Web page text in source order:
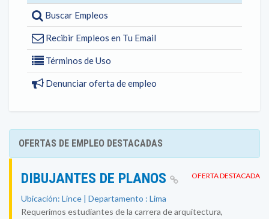
Buscar Empleos
Recibir Empleos en Tu Email
Términos de Uso
Denunciar oferta de empleo
OFERTAS DE EMPLEO DESTACADAS
OFERTA DESTACADA
DIBUJANTES DE PLANOS
Ubicación: Lince | Departamento : Lima
Requerimos estudiantes de la carrera de arquitectura,